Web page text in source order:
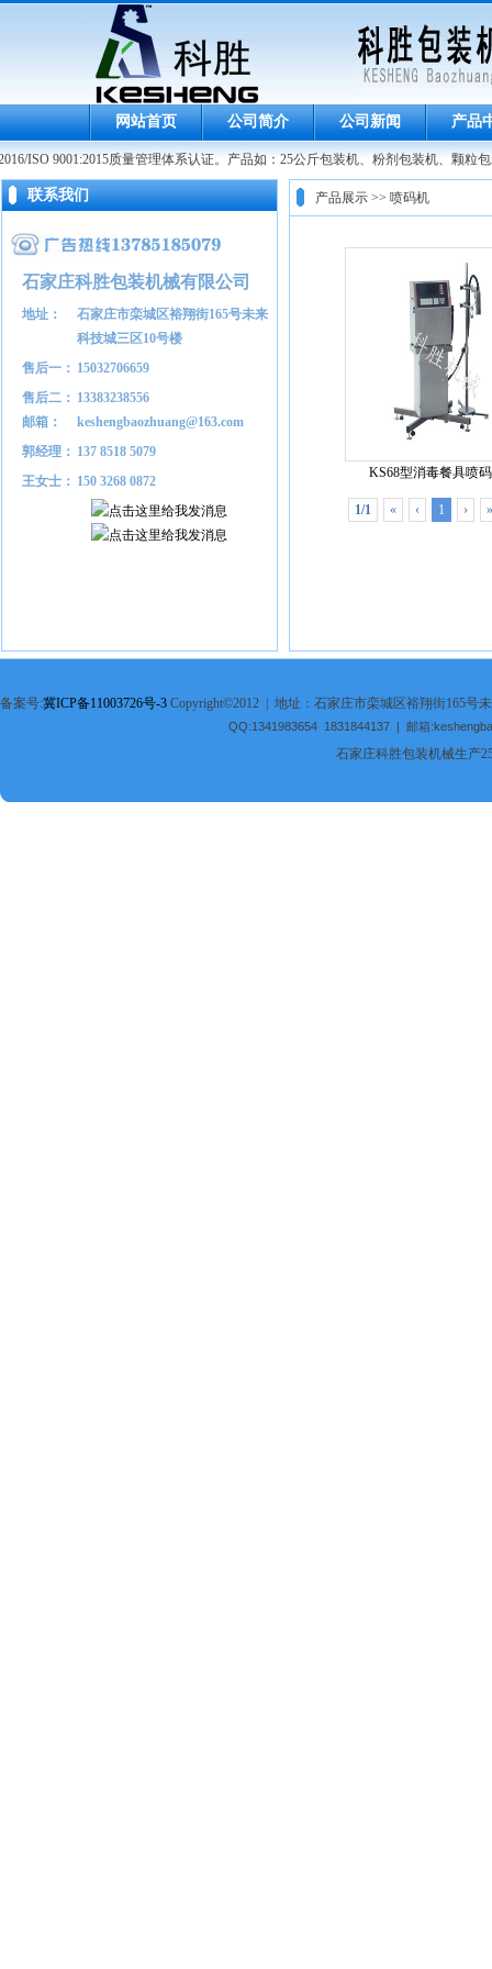
网站首页 公司简介 公司新闻 产品
ISO 9001:2015质量管理体系认证。产品如：25公斤包装机、粉剂包装机、颗粒
联系我们
石家庄科胜包装机械有限公司
地址：
石家庄市栾城区裕翔街165号未来
科技城三区10号楼
售后一： 15032706659
售后二： 13383238556
邮箱：
keshengbaozhuang@163.com
郭经理： 137 8518 5079
王女士： 150 3268 0872
产品展示 >> 喷码机
KS68型消毒餐具喷
1/1 « ‹ 1 › »
备案号:冀ICP备11003726号-3 Copyright©2012 | 地址：石家庄市栾城区裕翔街165号
QQ:1341983654 1831844137 | 邮箱
石家庄科胜包装机械生产